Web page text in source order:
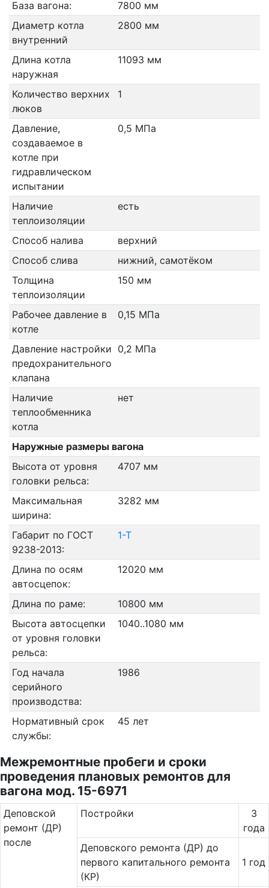
База вагона:
7800 мм
Диаметр котла
внутренний
2800 мм
Длина котла
наружная
11093 мм
Количество верхних
люков
1
Давление,
создаваемое в
котле при
гидравлическом
испытании
0,5 МПа
Наличие
теплоизоляции
есть
Способ налива
верхний
Способ слива
нижний, самотёком
Толщина
теплоизоляции
150 мм
Рабочее давление в
котле
0,15 МПа
Давление настройки
предохранительного
клапана
0,2 МПа
Наличие
теплообменника
котла
нет
Наружные размеры вагона
Высота от уровня
головки рельса:
4707 мм
Максимальная
ширина:
3282 мм
Габарит по ГОСТ
9238-2013:
1-Т
Длина по осям
автосцепок:
12020 мм
Длина по раме:
10800 мм
Высота автосцепки
от уровня головки
рельса:
1040..1080 мм
Год начала
серийного
производства:
1986
Нормативный срок
службы:
45 лет
Межремонтные пробеги и сроки
проведения плановых ремонтов для
вагона мод. 15-6971
Де­повс­кой
ремонт (ДР)
после
Постройки
3
года
Деповского ремонта (ДР) до
первого капитального ремонта
(КР)
1 год